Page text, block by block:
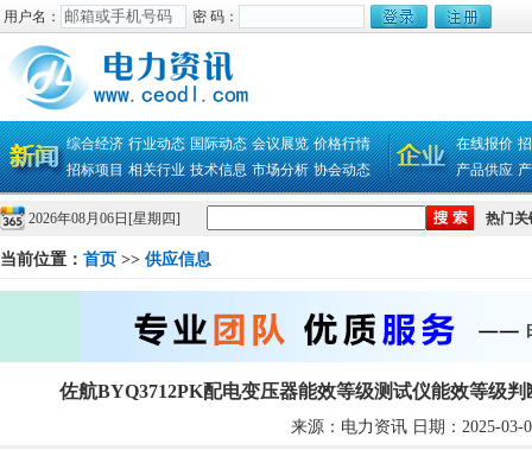
用户名： 密 码：
综合经济 行业动态 国际动态 会议展览 价格行情
招标项目 相关行业 技术信息 市场分析 协会动态
在线报价
产品供应
2026年08月06日[星期四] 热门关
当前位置： 首页 >> 供应信息
佐航BYQ3712PK配电变压器能效等级测试仪能效等级
来源：电力资讯 日期：2025-03-